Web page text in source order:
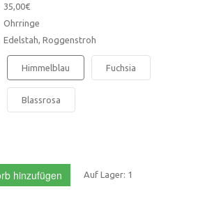
35,00€
Ohrringe
Edelstah, Roggenstroh
Himmelblau Fuchsia
Blassrosa
hinzufügen Auf Lager: 1